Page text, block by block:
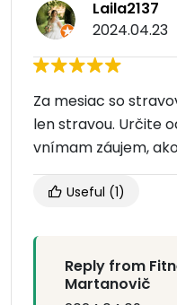
Laila2137
2024.04.23
Za mesiac so
len stravou. Určite
vnímam záujem,
Useful (1)
Reply from
Martanovič